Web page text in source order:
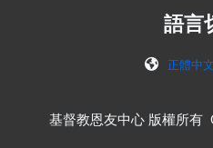
語言
正體中文
基督教恩友中心 版權所